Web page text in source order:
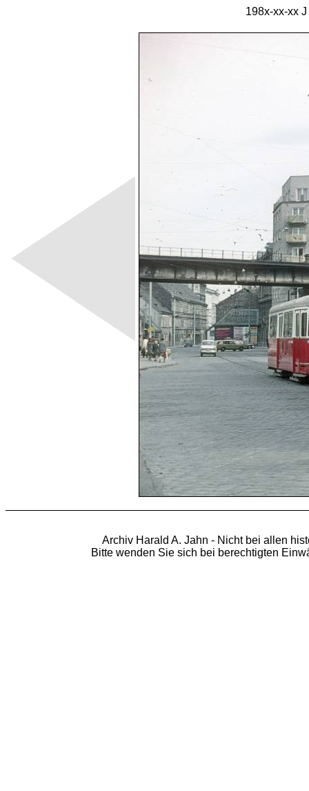
198x-xx-xx
Archiv Harald A. Jahn - Nicht bei allen
Bitte wenden Sie sich bei berechtigten